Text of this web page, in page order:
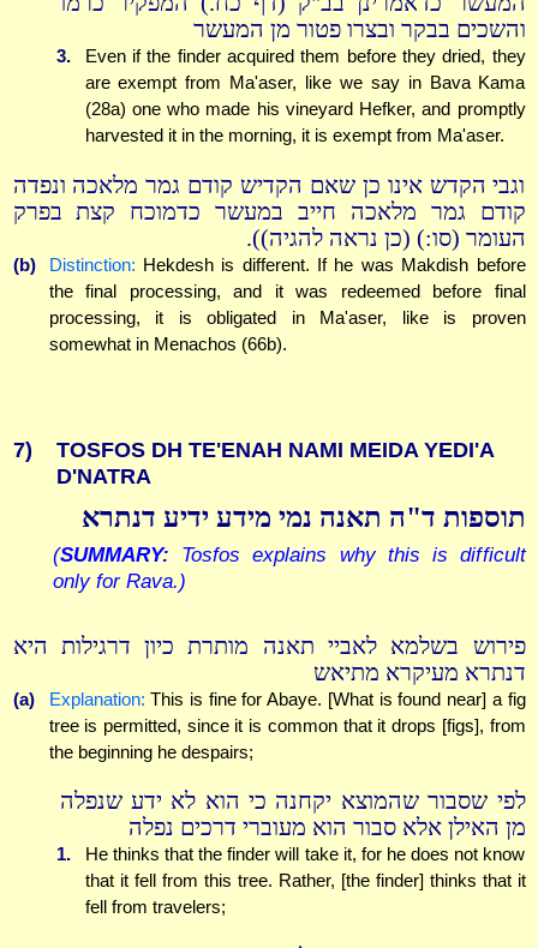
והשכים בבקר ובצרו פטור מן המעשר
3.
Even if the finder acquired them before they dried, they
are exempt from Ma'aser, like we say in Bava Kama
(28a) one who made his vineyard Hefker, and promptly
harvested it in the morning, it is exempt from Ma'aser.
וגבי הקדש אינו כן שאם הקדיש קודם גמר מלאכה ונפדה
קודם גמר מלאכה חייב במעשר כדמוכח קצת בפרק
העומר (סו:) (כן נראה להגיה)).
(b) Distinction: Hekdesh is different. If he was Makdish before
the final processing, and it was redeemed before final
processing, it is obligated in Ma'aser, like is proven
somewhat in Menachos (66b).
7)
TOSFOS DH TE'ENAH NAMI MEIDA YEDI'A
D'NATRA
תוספות ד"ה תאנה נמי מידע ידיע דנתרא
(SUMMARY: Tosfos explains why this is difficult
only for Rava.)
פירוש בשלמא לאביי תאנה מותרת כיון דרגילות היא
דנתרא מעיקרא מתיאש
(a) Explanation: This is fine for Abaye. [What is found near] a fig
tree is permitted, since it is common that it drops [figs], from
the beginning he despairs;
לפי שסבור שהמוצא יקחנה כי הוא לא ידע שנפלה
מן האילן אלא סבור הוא מעוברי דרכים נפלה
1.
He thinks that the finder will take it, for he does not know
that it fell from this tree. Rather, [the finder] thinks that it
fell from travelers;